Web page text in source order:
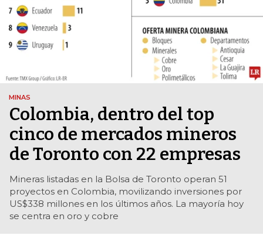
MINAS
Colombia, dentro del top
cinco de mercados mineros
de Toronto con 22 empresas
Mineras listadas en la Bolsa de Toronto operan 51
proyectos en Colombia, movilizando inversiones por
US$338 millones en los últimos años. La mayoría hoy
se centra en oro y cobre